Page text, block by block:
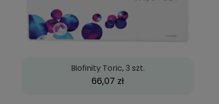
Biofinity Toric, 3 szt.
66,07 zł